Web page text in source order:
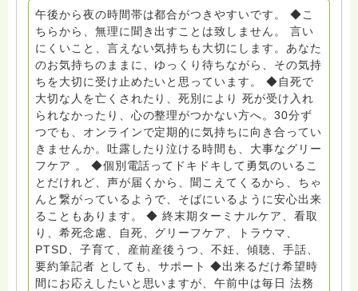
員、女性支援員、小学校 中学校支援員としても、ケア
サポートをしています。 ◆一般社団法人『グリーフケア
ともしび』理事長 【ともしび遺族会】運営 毎月 第１
金・昼夜2回開催（大阪駅前第3ビル） 14：00〜，18：
00〜 お問い合わせ申込⬇️こちらから
griefcare.tomoshibi@icloud.com ＊この活動は皆さま
のご支援により支えられております。ご協力をよろしく
お願いします。 ゆうちょ銀行 口座番号 普通408-
6452769 一般社団法人グリーフケアともしび ◆『ビハ
ーラサロン おしゃべりカフェひだまり』 ビハーラ和歌
山代表 居場所運営 問い合わせ申込⬇️こちらから
griefcare.tomoshibi@icloud.com ◆GEはしもとサピュ
イエ 所属 （Gender Equity 誰もが自分らしく生きるこ
とができる社会をめざして）DV・女性支援 ◆認定NPO
京都自死自殺相談センターSotto 元グリーフサポート委
員長（2018〜2024） ◆保育士.幼稚園教諭.小学校教諭.
レクリエーションインストラクター.中学校DV授業 10年
午後から夜の時間帯は都合がつきやすいです。 ◆こ
ちらから、無理に聞き出すことは致しません。 言い
にくいこと、言えない気持ちも大切にします。あなた
のお気持ちのままに、ゆっくり待ちながら、その気持
ちを大切に受け止めたいと思っています。 ◆自死で
大切な人を亡くされたり、死別により 死が受け入れ
られなかったり、心の整理がつかない方へ。30分ず
つでも、オンラインで定期的に気持ちに向き合ってい
きませんか。吐露したり泣ける時間も、大事なグリー
フケア 。 ◆個別電話ってドキドキして勇気のいるこ
とだけれど、声が届くから、聞こえてくるから、ちゃ
んと繋がっているようで、そばにいるように安心出来
ることもあります。 ◆ 終末期ターミナルケア、看取
り、希死念慮、自死、グリーフケア、トラウマ、
PTSD、子育て、産前産後うつ、不妊、傾聴、手話、
要約筆記者 としても、サポート ◆出来るだけ希望時
間にお応えしたいと思いますが、午前中は毎日 法務